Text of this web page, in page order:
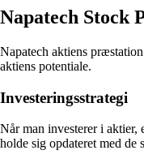
Napatech Stock
Napatech aktiens
aktiens potentiale.
Investeringsstrategi
Når man investerer i
holde sig opdateret med de